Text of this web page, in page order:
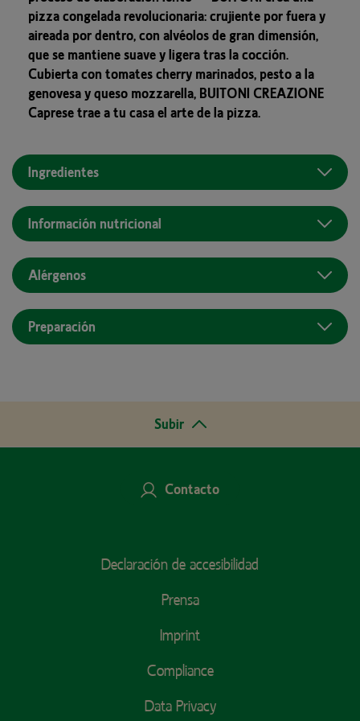
pizza congelada revolucionaria: crujiente por fuera y
aireada por dentro, con alvéolos de gran dimensión,
que se mantiene suave y ligera tras la cocción.
Cubierta con tomates cherry marinados, pesto a la
genovesa y queso mozzarella, BUITONI CREAZIONE
Caprese trae a tu casa el arte de la pizza.
Ingredientes
Información nutricional
Alérgenos
Preparación
Subir
Contacto
FooterDeclaración de accesibilidad
Prensa
Imprint
Compliance
Data Privacy